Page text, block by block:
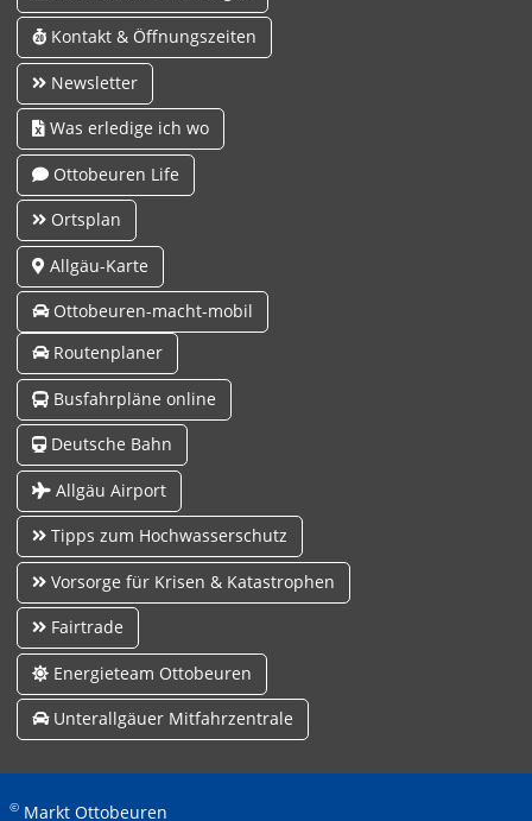
Kontakt & Öffnungszeiten
Newsletter
Was erledige ich wo
Ottobeuren Life
Ortsplan
Allgäu-Karte
Ottobeuren-macht-mobil
Routenplaner
Busfahrpläne online
Deutsche Bahn
Allgäu Airport
Tipps zum Hochwasserschutz
Vorsorge für Krisen & Katastrophen
Fairtrade
Energieteam Ottobeuren
Unterallgäuer Mitfahrzentrale
© Markt Ottobeuren